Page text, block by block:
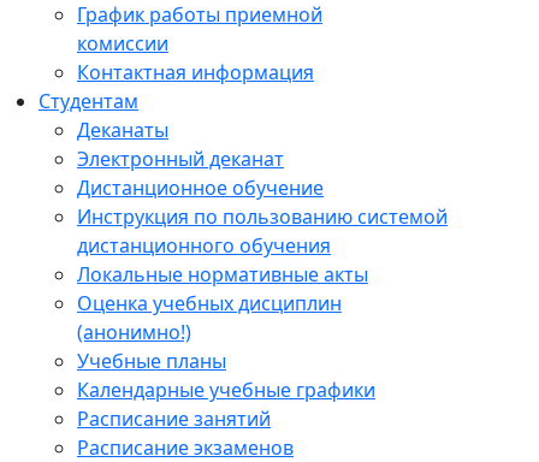
График работы приемной
комиссии
Контактная информация
Студентам
Деканаты
Электронный деканат
Дистанционное обучение
Инструкция по пользованию системой
дистанционного обучения
Локальные нормативные акты
Оценка учебных дисциплин
(анонимно!)
Учебные планы
Календарные учебные графики
Расписание занятий
Расписание экзаменов